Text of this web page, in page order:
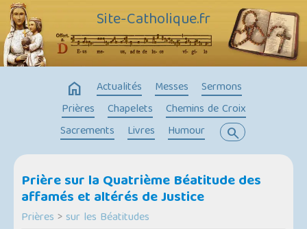
Site-Catholique.fr
home Actualités Messes
Sermons
Prières
Chapelets
Chemins de Croix
Sacrements
Livres Humour search
Prière sur la Quatrième Béatitude des
affamés et altérés de Justice
Prières >sur les Béatitudes